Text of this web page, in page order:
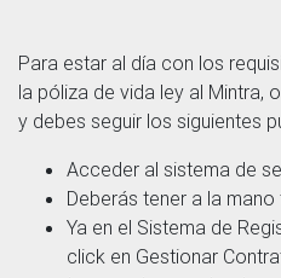
Para estar al día con los
la póliza de vida ley al Mintra,
y debes seguir los siguientes
Acceder al sistema de
Deberás tener a la mano
Ya en el Sistema de
click en Gestionar